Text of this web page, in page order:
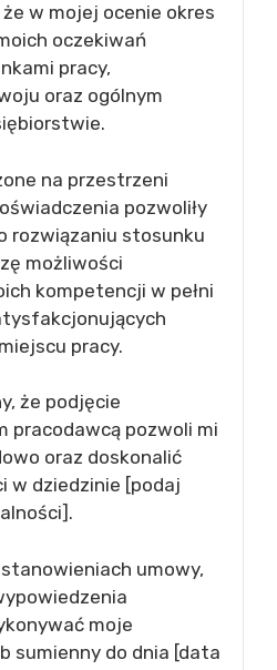
w mojej ocenie okres
oczekiwań
pracy,
oraz ogólnym
na przestrzeni
pozwoliły
rozwiązaniu stosunku
możliwości
kompetencji w pełni
pracy.
że podjęcie
pracodawcą pozwoli mi
oraz doskonalić
w dziedzinie [podaj
umowy,
moje
sumienny do dnia [data